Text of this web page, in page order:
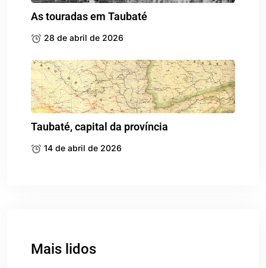
As touradas em Taubaté
28 de abril de 2026
Taubaté, capital da província
14 de abril de 2026
Mais lidos